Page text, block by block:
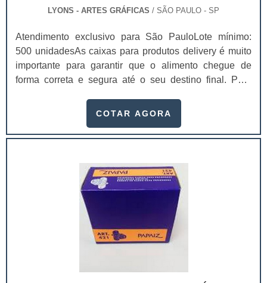
LYONS - ARTES GRÁFICAS / SÃO PAULO - SP
Atendimento exclusivo para São PauloLote mínimo:
500 unidadesAs caixas para produtos delivery é muito
importante para garantir que o alimento chegue de
forma correta e segura até o seu destino final. Para
fabricantes especializados, que assegurem itens de
do delivery, o cuidado com a embalagem deve ser tão
empresa investiu em tecnologia de ponta e
profissionais treinados para garantir: Alta eficiência de
armazenagem;Características
biodegradáveis;Impressão em alta resolução
Offset;Preço acessível e justo;Produtos à pronta
entrega;Ótima relação custo-benefício;Entre outros.No
atuam em cinemas, fast foods, restaurantes,
COTAR AGORA